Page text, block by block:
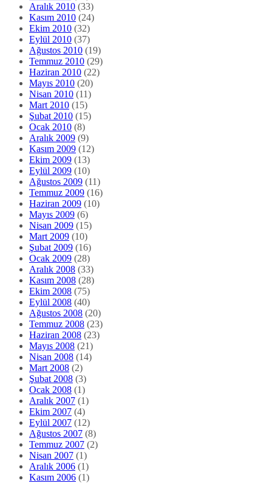
Aralık 2010 (33)
Kasım 2010 (24)
Ekim 2010 (32)
Eylül 2010 (37)
Ağustos 2010 (19)
Temmuz 2010 (29)
Haziran 2010 (22)
Mayıs 2010 (20)
Nisan 2010 (11)
Mart 2010 (15)
Şubat 2010 (15)
Ocak 2010 (8)
Aralık 2009 (9)
Kasım 2009 (12)
Ekim 2009 (13)
Eylül 2009 (10)
Ağustos 2009 (11)
Temmuz 2009 (16)
Haziran 2009 (10)
Mayıs 2009 (6)
Nisan 2009 (15)
Mart 2009 (10)
Şubat 2009 (16)
Ocak 2009 (28)
Aralık 2008 (33)
Kasım 2008 (28)
Ekim 2008 (75)
Eylül 2008 (40)
Ağustos 2008 (20)
Temmuz 2008 (23)
Haziran 2008 (23)
Mayıs 2008 (21)
Nisan 2008 (14)
Mart 2008 (2)
Şubat 2008 (3)
Ocak 2008 (1)
Aralık 2007 (1)
Ekim 2007 (4)
Eylül 2007 (12)
Ağustos 2007 (8)
Temmuz 2007 (2)
Nisan 2007 (1)
Aralık 2006 (1)
Kasım 2006 (1)